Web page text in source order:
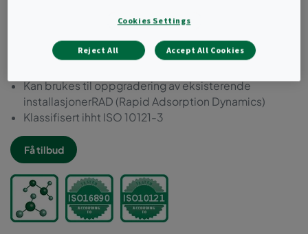
molekylærfiltrering
Ideel til filtrering av organiske syrer
100% brennbar
Kan brukes til oppgradering av eksisterende
installasjonerRAD (Rapid Adsorption Dynamics)
Klassifisert ihht ISO 10121-3
Få tilbud
Cookies Settings
Reject All Accept All Cookies